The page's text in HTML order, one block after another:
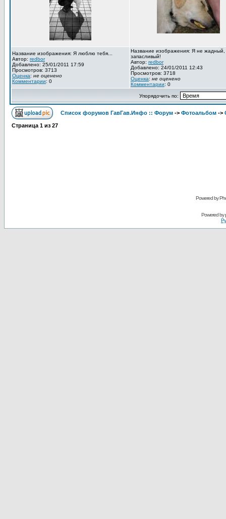
Название изображения: Я люблю тебя...
Автор: redbor
Добавлено: 25/01/2011 17:59
Просмотров: 3713
Оценка: не оценено
Комментарии: 0
Название изображения: Я не жадный,
запасливый!
Автор: redbor
Добавлено: 24/01/2011 12:43
Просмотров: 3718
Оценка: не оценено
Комментарии: 0
Упорядочить по:
Список форумов ГавГав.Инфо :: Форум -> Фотоальбом ->
Страница 1 из 27
Powered by
Powered by